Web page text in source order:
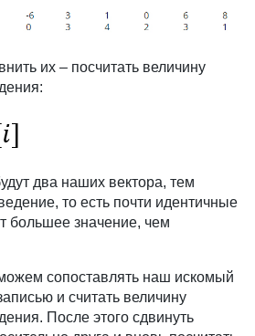
их – посчитать величину
два наших вектора, тем
то есть почти идентичные
большее значение, чем
сопоставлять наш искомый
и считать величину
После этого сдвинуть